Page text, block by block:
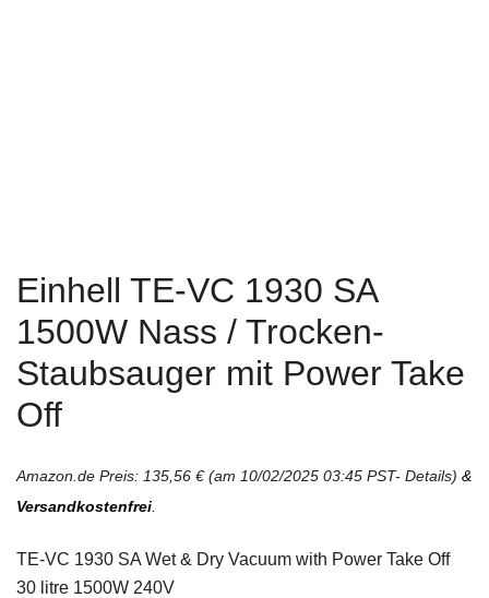
Einhell TE-VC 1930 SA
1500W Nass / Trocken-
Staubsauger mit Power Take
Off
Amazon.de Preis: 135,56 €(am 10/02/2025 03:45 PST- Details) &
Versandkostenfrei
TE-VC 1930 SA Wet & Dry Vacuum with Power Take Off
30 litre 1500W 240V